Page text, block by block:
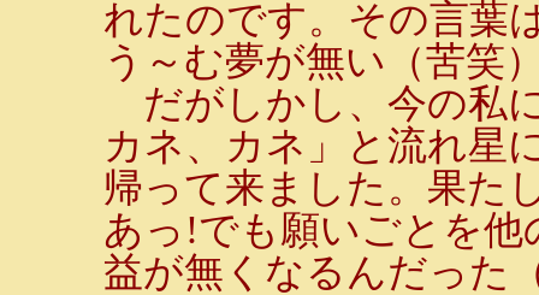
れたのです。その言葉
う～む夢が無い（苦笑
だがしかし、今の私
カネ、カネ」と流れ星
帰って来ました。果た
あっ!でも願いごとを
益が無くなるんだった